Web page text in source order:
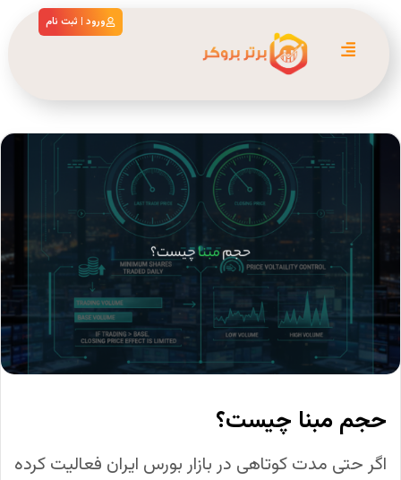
ورود | ثبت نام
حجم مبنا چیست؟
اگر حتی مدت کوتاهی در بازار بورس ایران فعالیت کرده